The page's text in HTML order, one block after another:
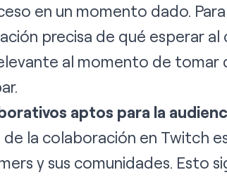
en un momento dado. Para
precisa de qué esperar
al momento de tomar
aptos para la
de la colaboración en Twitch
y sus comunidades. Esto